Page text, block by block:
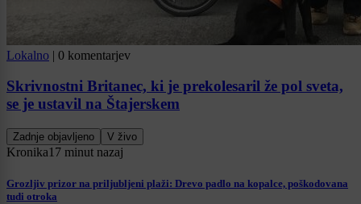
Lokalno | 0 komentarjev
Skrivnostni Britanec, ki je prekolesaril že pol sveta,
se je ustavil na Štajerskem
Zadnje objavljeno V živo
Kronika17 minut nazaj
Grozljiv prizor na priljubljeni plaži: Drevo padlo na kopalce, poškodovana
tudi otroka